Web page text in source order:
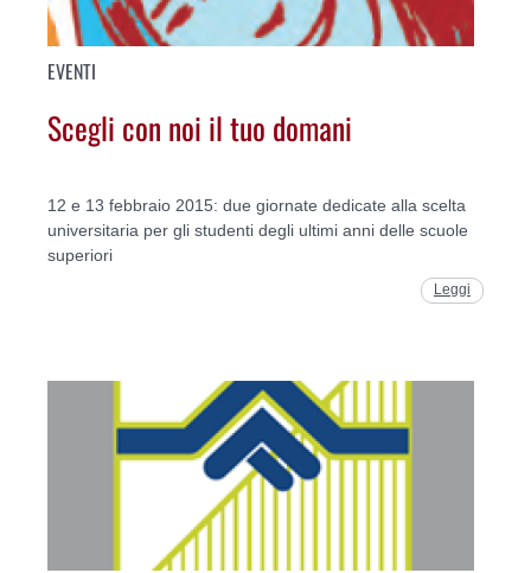
EVENTI
Scegli con noi il tuo domani
12 e 13 febbraio 2015: due giornate dedicate alla scelta
universitaria per gli studenti degli ultimi anni delle scuole
superiori
Leggi